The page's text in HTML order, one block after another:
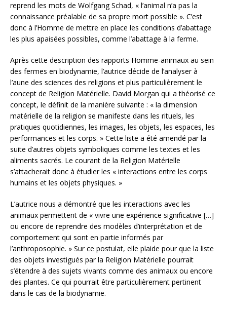
reprend les mots de Wolfgang Schad, « l’animal n’a pas la
connaissance préalable de sa propre mort possible ». C’est
donc à l’Homme de mettre en place les conditions d’abattage
les plus apaisées possibles, comme l’abattage à la ferme.
Après cette description des rapports Homme-animaux au sein
des fermes en biodynamie, l’autrice décide de l’analyser à
l’aune des sciences des religions et plus particulièrement le
concept de Religion Matérielle. David Morgan qui a théorisé ce
concept, le définit de la manière suivante : « la dimension
matérielle de la religion se manifeste dans les rituels, les
pratiques quotidiennes, les images, les objets, les espaces, les
performances et les corps. » Cette liste a été amendé par la
suite d’autres objets symboliques comme les textes et les
aliments sacrés. Le courant de la Religion Matérielle
s’attacherait donc à étudier les « interactions entre les corps
humains et les objets physiques. »
L’autrice nous a démontré que les interactions avec les
animaux permettent de « vivre une expérience significative […]
ou encore de reprendre des modèles d’interprétation et de
comportement qui sont en partie informés par
l’anthroposophie. » Sur ce postulat, elle plaide pour que la liste
des objets investigués par la Religion Matérielle pourrait
s’étendre à des sujets vivants comme des animaux ou encore
des plantes. Ce qui pourrait être particulièrement pertinent
dans le cas de la biodynamie.